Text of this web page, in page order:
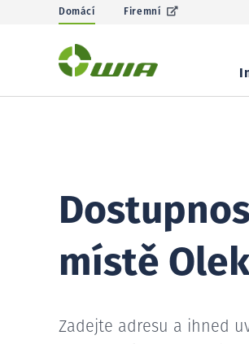
Domácí Firemní
místě
Zadejte adresu a ihned